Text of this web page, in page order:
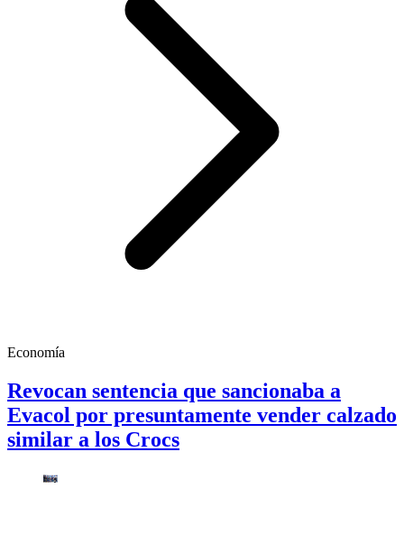
Economía
Revocan sentencia que sancionaba a
Evacol por presuntamente vender calzado
similar a los Crocs